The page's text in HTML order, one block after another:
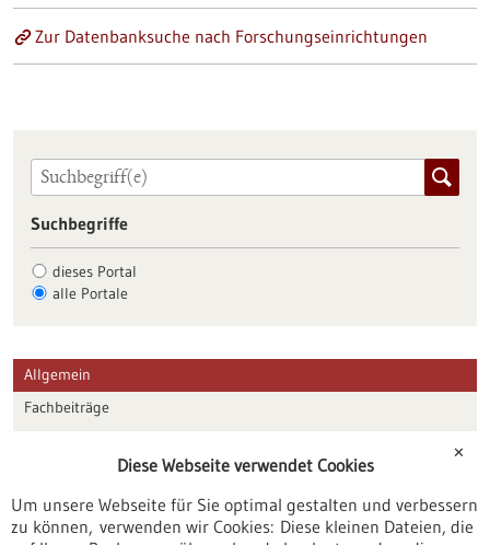
Zur Datenbanksuche nach Forschungseinrichtungen
Suchbegriffe
dieses Portal
alle Portale
Allgemein
Fachbeiträge
Veranstaltungen
Erscheinungsdatum
✕
Diese Webseite verwendet Cookies
Um unsere Webseite für Sie optimal gestalten und verbessern
zu können, verwenden wir Cookies: Diese kleinen Dateien, die